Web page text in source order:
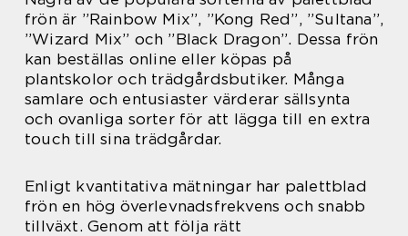
frön är ”Rainbow Mix”, ”Kong Red”, ”Sultana”,
”Wizard Mix” och ”Black Dragon”. Dessa frön
kan beställas online eller köpas på
plantskolor och trädgårdsbutiker. Många
samlare och entusiaster värderar sällsynta
och ovanliga sorter för att lägga till en extra
touch till sina trädgårdar.
Enligt kvantitativa mätningar har palettblad
frön en hög överlevnadsfrekvens och snabb
tillväxt. Genom att följa rätt